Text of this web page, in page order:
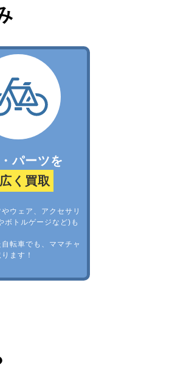
パーツを
く買取
ウェア、アクセサリ
ボトルゲージなど)も
転車でも、ママチャ
ます！